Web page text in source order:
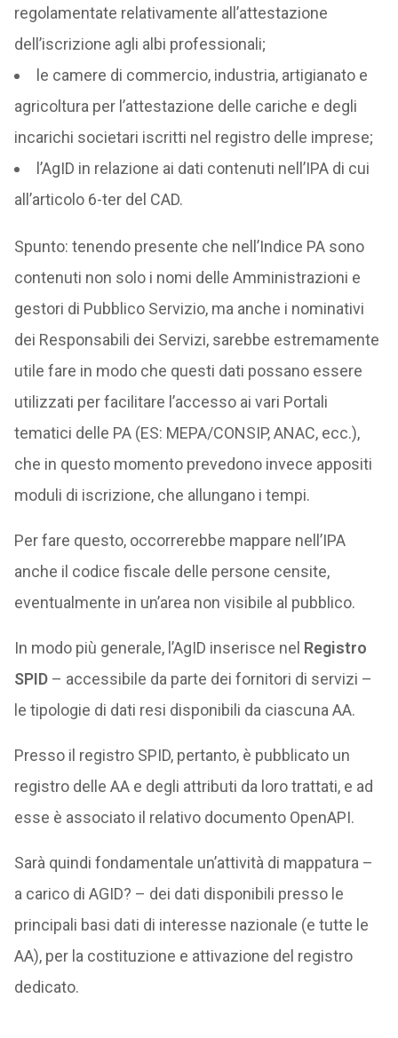
regolamentate relativamente all’attestazione
dell’iscrizione agli albi professionali;
le camere di commercio, industria, artigianato e
agricoltura per l’attestazione delle cariche e degli
incarichi societari iscritti nel registro delle imprese;
l’AgID in relazione ai dati contenuti nell’IPA di cui
all’articolo 6-ter del CAD.
Spunto: tenendo presente che nell’Indice PA sono
contenuti non solo i nomi delle Amministrazioni e
gestori di Pubblico Servizio, ma anche i nominativi
dei Responsabili dei Servizi, sarebbe estremamente
utile fare in modo che questi dati possano essere
utilizzati per facilitare l’accesso ai vari Portali
tematici delle PA (ES: MEPA/CONSIP, ANAC, ecc.),
che in questo momento prevedono invece appositi
moduli di iscrizione, che allungano i tempi.
Per fare questo, occorrerebbe mappare nell’IPA
anche il codice fiscale delle persone censite,
eventualmente in un’area non visibile al pubblico.
In modo più generale, l’AgID inserisce nel Registro
SPID– accessibile da parte dei fornitori di servizi –
le tipologie di dati resi disponibili da ciascuna AA.
Presso il registro SPID, pertanto, è pubblicato un
registro delle AA e degli attributi da loro trattati, e ad
esse è associato il relativo documento OpenAPI.
Sarà quindi fondamentale un’attività di mappatura –
a carico di AGID? – dei dati disponibili presso le
principali basi dati di interesse nazionale (e tutte le
AA), per la costituzione e attivazione del registro
dedicato.